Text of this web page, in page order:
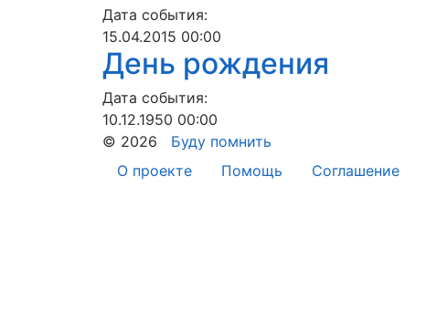
Дата события:
15.04.2015 00:00
День рождения
Дата события:
10.12.1950 00:00
© 2026 Буду помнить
О проекте
Помощь Соглашение